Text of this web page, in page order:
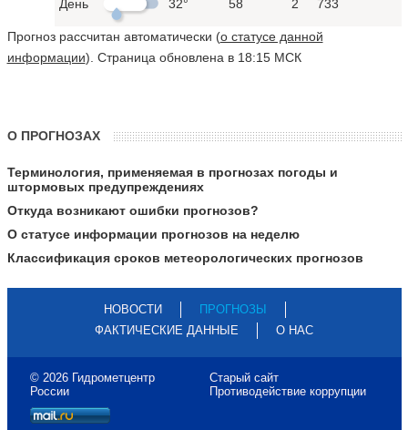
День 32° 58 2 733
Прогноз рассчитан автоматически (о статусе данной
информации). Страница обновлена в 18:15 МСК
О ПРОГНОЗАХ
Терминология, применяемая в прогнозах погоды и
штормовых предупреждениях
Откуда возникают ошибки прогнозов?
О статусе информации прогнозов на неделю
Классификация сроков метеорологических прогнозов
НОВОСТИ
ПРОГНОЗЫ
ФАКТИЧЕСКИЕ ДАННЫЕ
О НАС
© 2026 Гидрометцентр
России
Старый сайт
Противодействие коррупции